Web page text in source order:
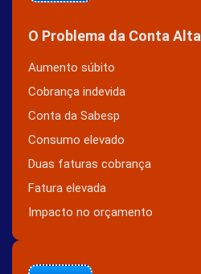
O Problema da Conta Alta
Aumento súbito
Cobrança indevida
Conta da Sabesp
Consumo elevado
Duas faturas cobrança
Fatura elevada
Impacto no orçamento